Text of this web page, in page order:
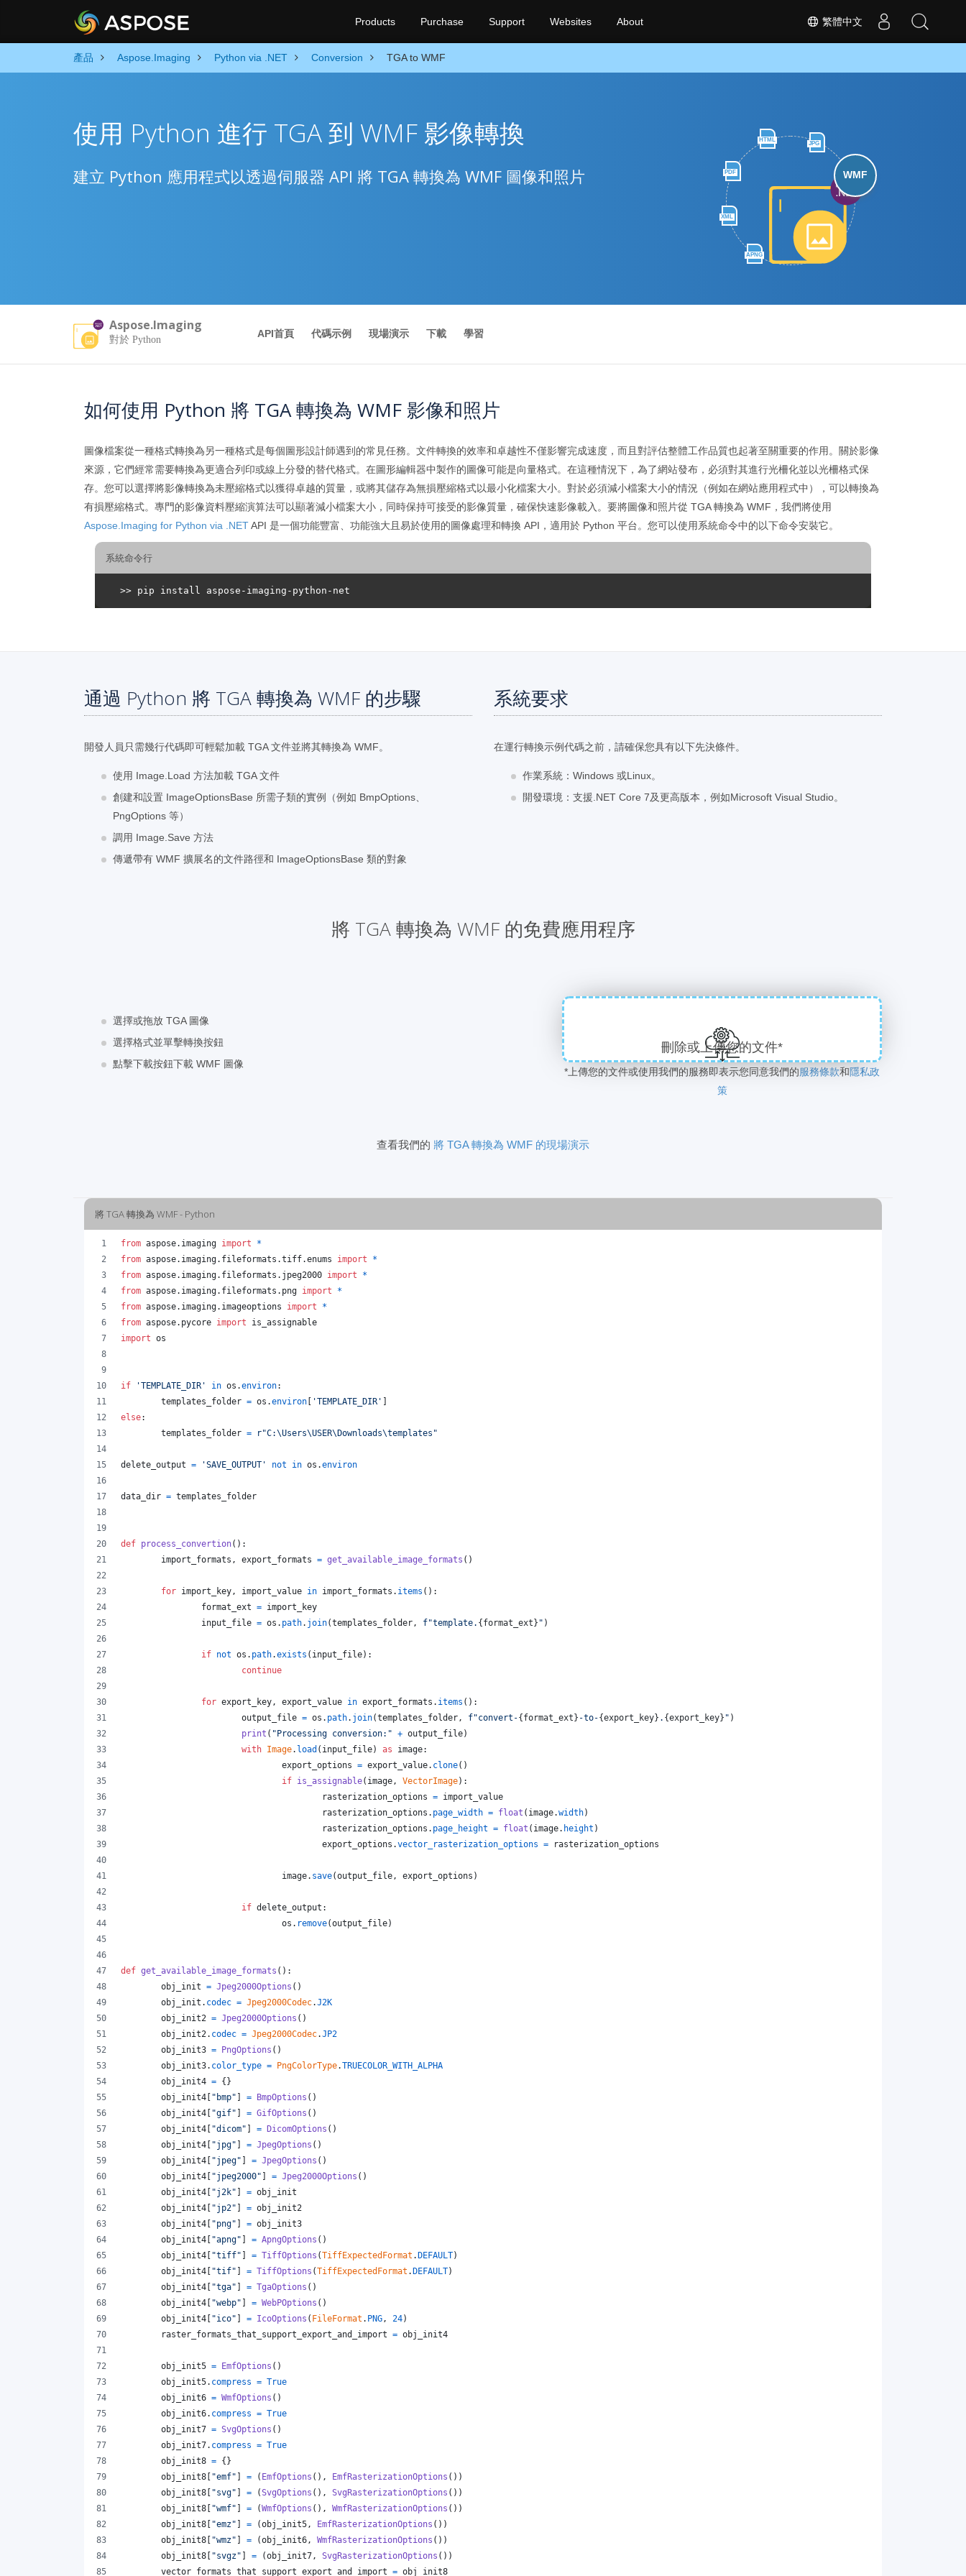
繁體中文
Products Purchase Support Websites About
產品 Aspose.Imaging Python via .NET Conversion TGA to WMF
HTML
JPG
PDF
XML
APNG
WMF
使用 Python 進行 TGA 到 WMF 影像轉換
建立 Python 應用程式以透過伺服器 API 將 TGA 轉換為 WMF 圖像和照片
Aspose.Imaging
對於 Python
API首頁 代碼示例 現場演示 下載 學習
如何使用 Python 將 TGA 轉換為 WMF 影像和照片
圖像檔案從一種格式轉換為另一種格式是每個圖形設計師遇到的常見任務。文件轉換的效率和卓越性不僅影響完成速度，而且對評估整體工作品質也起著至關重要的作用。關於影像
來源，它們經常需要轉換為更適合列印或線上分發的替代格式。在圖形編輯器中製作的圖像可能是向量格式。在這種情況下，為了網站發布，必須對其進行光柵化並以光柵格式保
存。您可以選擇將影像轉換為未壓縮格式以獲得卓越的質量，或將其儲存為無損壓縮格式以最小化檔案大小。對於必須減小檔案大小的情況（例如在網站應用程式中），可以轉換為
有損壓縮格式。專門的影像資料壓縮演算法可以顯著減小檔案大小，同時保持可接受的影像質量，確保快速影像載入。要將圖像和照片從 TGA 轉換為 WMF，我們將使用
Aspose.Imaging for Python via .NETAPI 是一個功能豐富、功能強大且易於使用的圖像處理和轉換 API，適用於 Python 平台。您可以使用系統命令中的以下命令安裝它。
系統命令行
通過 Python 將 TGA 轉換為 WMF 的步驟
開發人員只需幾行代碼即可輕鬆加載 TGA 文件並將其轉換為 WMF。
使用 Image.Load 方法加載 TGA 文件
創建和設置 ImageOptionsBase 所需子類的實例（例如 BmpOptions、
PngOptions 等）
調用 Image.Save 方法
傳遞帶有 WMF 擴展名的文件路徑和 ImageOptionsBase 類的對象
系統要求
在運行轉換示例代碼之前，請確保您具有以下先決條件。
作業系統：Windows 或Linux。
開發環境：支援.NET Core 7及更高版本，例如Microsoft Visual Studio。
將 TGA 轉換為 WMF 的免費應用程序
選擇或拖放 TGA 圖像
選擇格式並單擊轉換按鈕
點擊下載按鈕下載 WMF 圖像
刪除或上傳您的文件*
*上傳您的文件或使用我們的服務即表示您同意我們的服務條款和隱私政
策
查看我們的 將 TGA 轉換為 WMF 的現場演示
將 TGA 轉換為 WMF - Python
from aspose. imaging import
*
from aspose. imaging. fileformats .tiff.enums import
*
from aspose. imaging. fileformats . jpeg2000 import
*
from aspose. imaging. fileformats . png import
*
from aspose. imaging. imageoptions import
*
from aspose. pycore import
is_assignable
import os
if 'TEMPLATE_DIR' in os .environ:
templates_folder = os .environ 'TEMPLATE_DIR'
else:
templates_folder = r"C:\Users\USER\Downloads\templates"
delete_output = 'SAVE_OUTPUT' not in os .environ
data_dir = templates_folder
def process_convertion():
import_formats , export_formats = get_available_image_formats ()
for import_key, import_value in import_formats . items ():
format_ext = import_key
input_file = os . path. join(templates_folder, f"template. { format_ext } " )
if not os . path.exists ( input_file):
continue
for export_key, export_value in export_formats . items ():
output_file = os . path. join(templates_folder, f"convert-{ format_ext } -to-{export_key} . {export_key} " )
print ( "Processing conversion:" + output_file)
with Image. load ( input_file) as image:
export_options = export_value. clone()
if is_assignable( image, VectorImage):
rasterization_options = import_value
rasterization_options . page_width = float ( image.width)
rasterization_options . page_height = float ( image. height )
export_options .vector_rasterization_options = rasterization_options
image. save(output_file, export_options )
if delete_output :
os . remove(output_file)
def get_available_image_formats ():
obj_init = Jpeg2000Options ()
obj_init . codec = Jpeg2000Codec.J2K
obj_init2 = Jpeg2000Options ()
obj_init2. codec = Jpeg2000Codec.JP2
obj_init3 = PngOptions ()
obj_init3. color_type = PngColorType.TRUECOLOR_WITH_ALPHA
obj_init4 = {}
obj_init4
"bmp" = BmpOptions ()
obj_init4
"gif" = GifOptions ()
obj_init4
"dicom" = DicomOptions ()
obj_init4
"jpg" = JpegOptions ()
obj_init4
"jpeg" = JpegOptions ()
obj_init4
"jpeg2000" = Jpeg2000Options ()
obj_init4
"j2k" = obj_init
obj_init4
"jp2" = obj_init2
obj_init4
"png" = obj_init3
obj_init4
"apng" = ApngOptions ()
obj_init4
"tiff" = TiffOptions (TiffExpectedFormat . DEFAULT)
obj_init4
"tif" = TiffOptions (TiffExpectedFormat . DEFAULT)
obj_init4
"tga" = TgaOptions ()
obj_init4
"webp" = WebPOptions ()
obj_init4
"ico" = IcoOptions ( FileFormat . PNG, 24)
raster_formats_that_support_export_and_import = obj_init4
obj_init5 = EmfOptions ()
obj_init5. compress = True
obj_init6 = WmfOptions ()
obj_init6. compress = True
obj_init7 = SvgOptions ()
obj_init7. compress = True
obj_init8 = {}
obj_init8
"emf" = ( EmfOptions (), EmfRasterizationOptions ())
obj_init8
"svg" = (SvgOptions (), SvgRasterizationOptions ())
obj_init8
"wmf" = (WmfOptions (), WmfRasterizationOptions ())
obj_init8
"emz" = (obj_init5, EmfRasterizationOptions ())
obj_init8
"wmz" = (obj_init6, WmfRasterizationOptions ())
obj_init8
"svgz" = (obj_init7, SvgRasterizationOptions ())
vector_formats_that_support_export_and_import = obj_init8